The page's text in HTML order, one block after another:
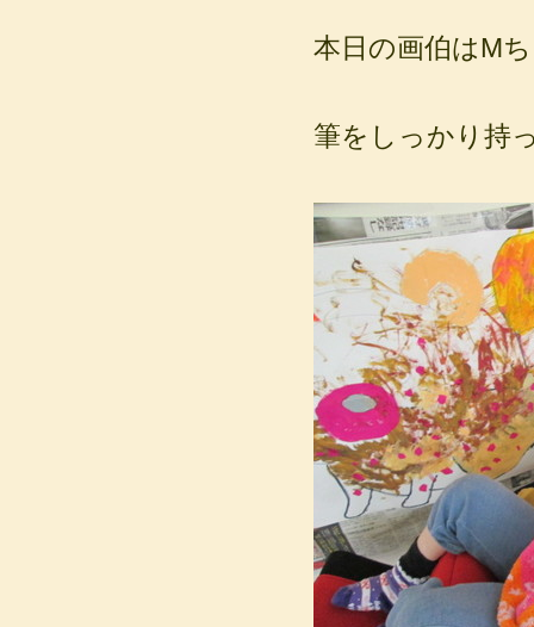
本日の画伯はM
筆をしっかり持